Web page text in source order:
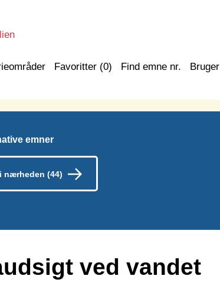
Favoritter (0) Find emne nr. Bruger
emner
nærheden (44)
ved vandet